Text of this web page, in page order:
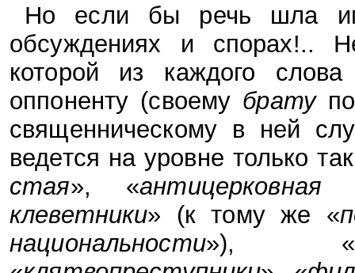
Но если бы речь шла
обсуждениях и спорах!..
которой из каждого
оппоненту (своему братупо
священническому в ней
ведется на уровне только
стая», «антицерковная
клеветники» (к тому же «
национальности»), «